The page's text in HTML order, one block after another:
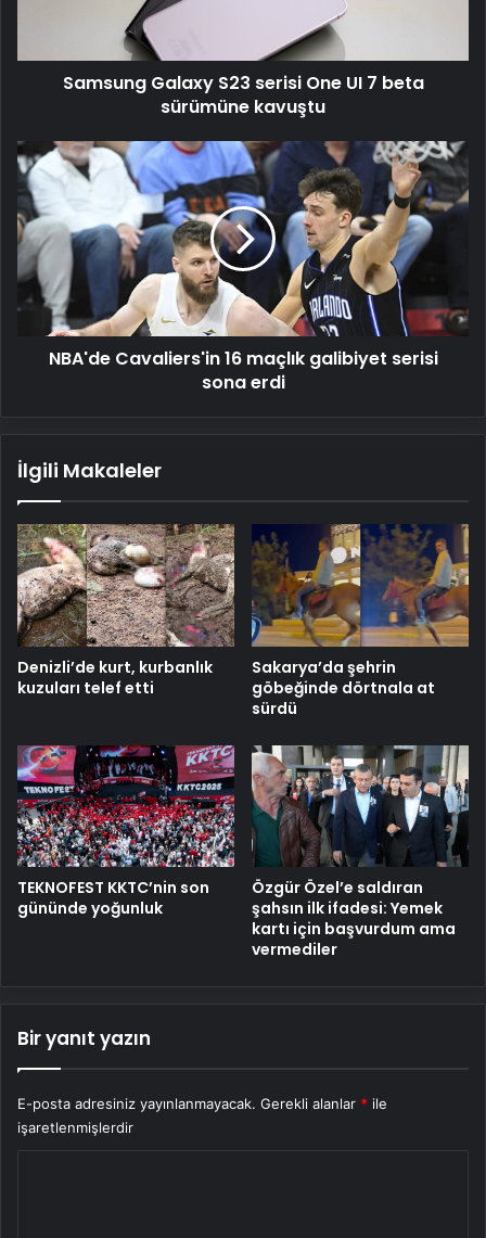
sürümüne
kavuştuSamsung Galaxy S23 serisi One UI 7 beta
sürümüne kavuştu
NBA'de
Cavaliers'in
16
maçlık
galibiyet
serisi
sona
erdi
NBA'de Cavaliers'in 16 maçlık galibiyet serisi
sona erdi
İlgili Makaleler
Denizli’de kurt, kurbanlık
kuzuları telef etti
Sakarya’da şehrin
göbeğinde dörtnala at
sürdü
TEKNOFEST KKTC’nin son
gününde yoğunluk
Özgür Özel’e saldıran
şahsın ilk ifadesi: Yemek
kartı için başvurdum ama
vermediler
Bir yanıt yazın
E-posta adresiniz yayınlanmayacak. Gerekli alanlar * ile
işaretlenmişlerdir